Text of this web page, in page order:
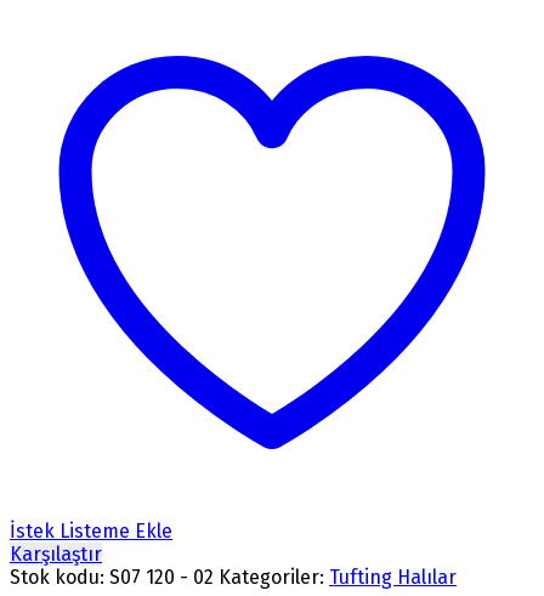
İstek Listeme Ekle
Karşılaştır
Stok kodu: S07 120 - 02 Kategoriler: Tufting Halılar